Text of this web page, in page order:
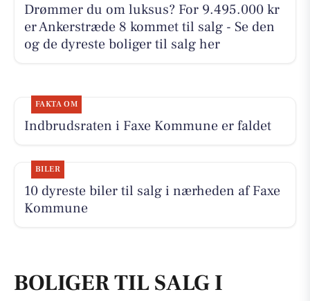
Drømmer du om luksus? For 9.495.000 kr
er Ankerstræde 8 kommet til salg - Se den
og de dyreste boliger til salg her
FAKTA OM
Indbrudsraten i Faxe Kommune er faldet
BILER
10 dyreste biler til salg i nærheden af Faxe
Kommune
BOLIGER TIL SALG I